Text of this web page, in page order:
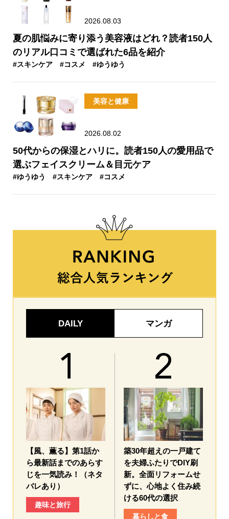
2026.08.03
夏の肌悩みに寄り添う美容液はどれ？読者150人
のリアル口コミで選ばれた6品を紹介
#スキンケア #コスメ #ゆうゆう
美容と健康
2026.08.02
50代からの保湿とハリに。読者150人の愛用品で
選ぶフェイスクリーム＆目元ケア
#ゆうゆう #スキンケア #コスメ
DAILY マンガ
【風、薫る】第1話か
ら最新話までのあらす
じを一気読み！（ネタ
バレあり）
趣味と旅行
築30年超えの一戸建て
を夫婦ふたりでDIY刷
新。全面リフォームせ
ずに、心地よく住み続
ける60代の選択
暮らしと食